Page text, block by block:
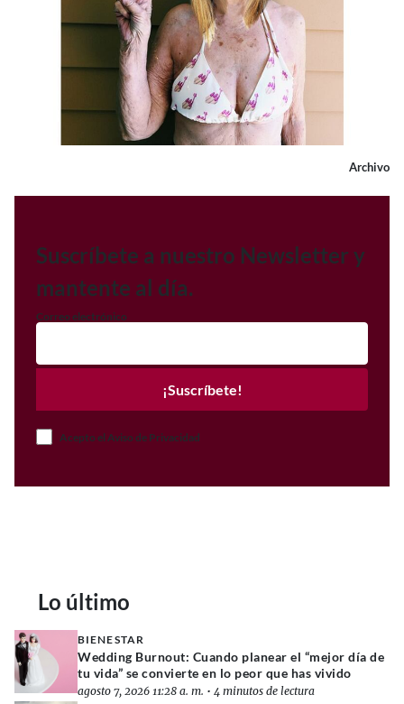
Archivo
Suscríbete a nuestro Newsletter y
mantente al día.
Correo electrónico
¡Suscríbete!
Acepto el Aviso de Privacidad
Lo último
BIENESTAR
Wedding Burnout: Cuando planear el “mejor día de
tu vida” se convierte en lo peor que has vivido
agosto 7, 2026 11:28 a. m. • 4 minutos de lectura